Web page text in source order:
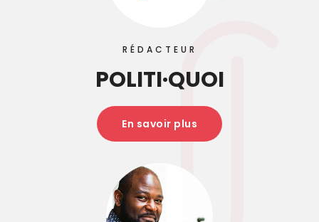
RÉDACTEUR
POLITI·QUOI
En savoir plus